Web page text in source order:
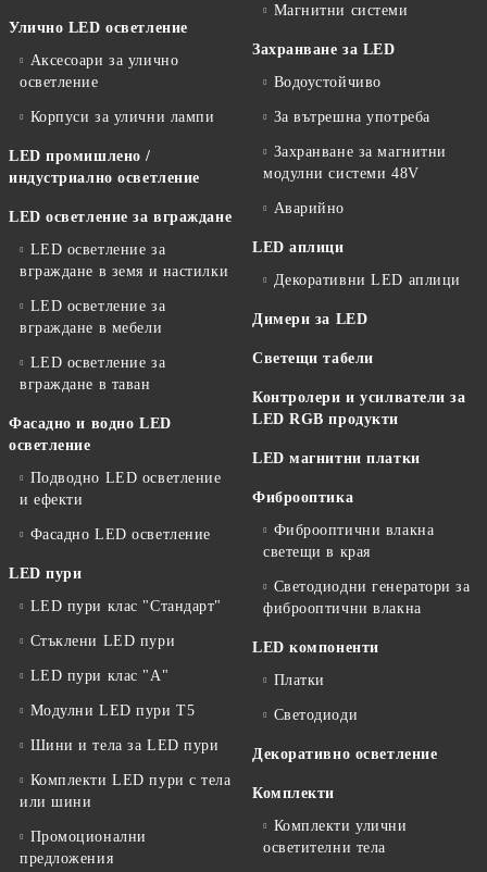
Улично LED осветление
Аксесоари за улично
осветление
Корпуси за улични лампи
LED промишлено /
индустриално осветление
LED осветление за вграждане
LED осветление за
вграждане в земя и настилки
LED осветление за
вграждане в мебели
LED осветление за
вграждане в таван
Фасадно и водно LED
осветление
Подводно LED осветление
и ефекти
Фасадно LED осветление
LED пури
LED пури клас "Стандарт"
Стъклени LED пури
LED пури клас "А"
Модулни LED пури T5
Шини и тела за LED пури
Комплекти LED пури с тела
или шини
Промоционални
предложения
Магнитни системи
Захранване за LED
Водоустойчиво
За вътрешна употреба
Захранване за магнитни
модулни системи 48V
Аварийно
LED аплици
Декоративни LED аплици
Димери за LED
Светещи табели
Контролери и усилватели за
LED RGB продукти
LED магнитни платки
Фиброоптика
Фиброоптични влакна
светещи в края
Светодиодни генератори за
фиброоптични влакна
LED компоненти
Платки
Светодиоди
Декоративно осветление
Комплекти
Комплекти улични
осветителни тела